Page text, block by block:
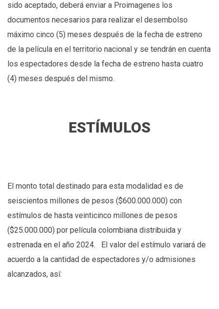
sido aceptado, deberá enviar a Proimagenes los
documentos necesarios para realizar el desembolso
máximo cinco (5) meses después de la fecha de estreno
de la película en el territorio nacional y se tendrán en cuenta
los espectadores desde la fecha de estreno hasta cuatro
(4) meses después del mismo.
ESTÍMULOS
El monto total destinado para esta modalidad es de
seiscientos millones de pesos ($600.000.000) con
estímulos de hasta veinticinco millones de pesos
($25.000.000) por película colombiana distribuida y
estrenada en el año 2024. El valor del estímulo variará de
acuerdo a la cantidad de espectadores y/o admisiones
alcanzados, así: